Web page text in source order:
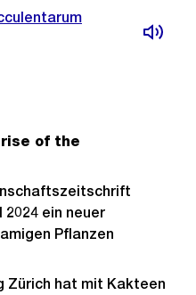
rise of the
2024 ein neuer
Pflanzen
Zürich hat mit Kakteen